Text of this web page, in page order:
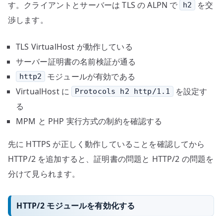
す。クライアントとサーバーは TLS の ALPN で h2
を交
渉します。
TLS VirtualHost が動作している
サーバー証明書の名前検証が通る
http2
モジュールが有効である
VirtualHost に
Protocols h2 http/1.1
を設定す
る
MPM と PHP 実行方式の制約を確認する
先に HTTPS が正しく動作していることを確認してから
HTTP/2 を追加すると、証明書の問題と HTTP/2 の問題を
分けて見られます。
HTTP/2 モジュールを有効化する